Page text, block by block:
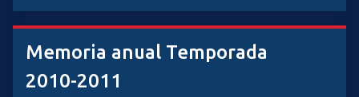
Memoria anual Temporada
2010-2011